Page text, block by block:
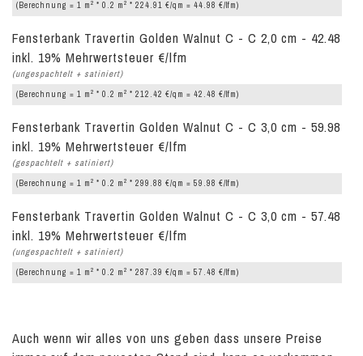
(Berechnung = 1 m 2 * 0.2 m 2 * 224.91 €/qm = 44.98 €/lfm)
Fensterbank Travertin Golden Walnut C - C 2,0 cm - 42.48
inkl. 19% Mehrwertsteuer €/lfm
(ungespachtelt + satiniert)
(Berechnung = 1 m 2 * 0.2 m 2 * 212.42 €/qm = 42.48 €/lfm)
Fensterbank Travertin Golden Walnut C - C 3,0 cm - 59.98
inkl. 19% Mehrwertsteuer €/lfm
(gespachtelt + satiniert)
(Berechnung = 1 m 2 * 0.2 m 2 * 299.88 €/qm = 59.98 €/lfm)
Fensterbank Travertin Golden Walnut C - C 3,0 cm - 57.48
inkl. 19% Mehrwertsteuer €/lfm
(ungespachtelt + satiniert)
(Berechnung = 1 m 2 * 0.2 m 2 * 287.39 €/qm = 57.48 €/lfm)
Auch wenn wir alles von uns geben dass unsere Preise